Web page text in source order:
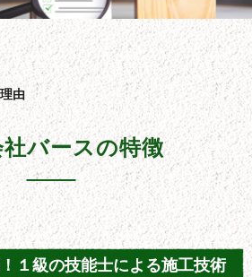
由
社バースの特徴
１級の技能士による施工技術